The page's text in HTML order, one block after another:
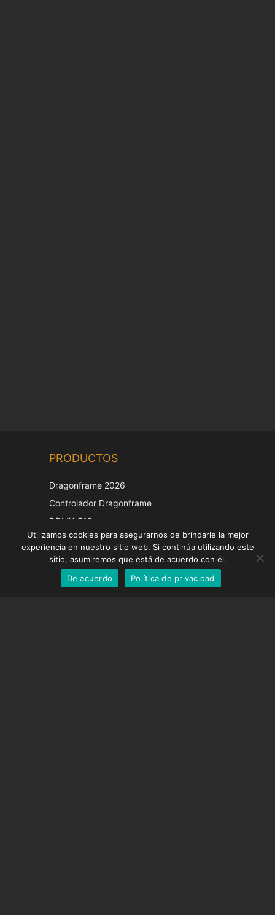
PRODUCTOS
Dragonframe 2026
Controlador Dragonframe
DDMX-512
DMC-32
Tapa de corrección EOS LV
Utilizamos cookies para asegurarnos de brindarle la mejor
experiencia en nuestro sitio web. Si continúa utilizando este
sitio, asumiremos que está de acuerdo con él.
De acuerdo
Política de privacidad
Spanish
English
German